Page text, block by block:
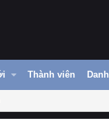
Thành viên